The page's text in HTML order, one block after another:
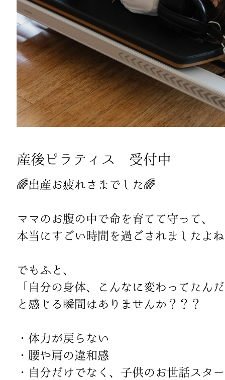
産後ピラティス 受付中
🌈出産お疲れさまでした🌈
ママのお腹の中で命を育てて守って、
本当にすごい時間を過ごされましたよ
でもふと、
「自分の身体、こんなに変わってたん
と感じる瞬間はありませんか？？？
・体力が戻らない
・腰や肩の違和感
・自分だけでなく、子供のお世話スタ